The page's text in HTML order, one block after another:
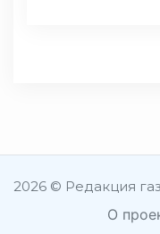
2026 © Редакция
О